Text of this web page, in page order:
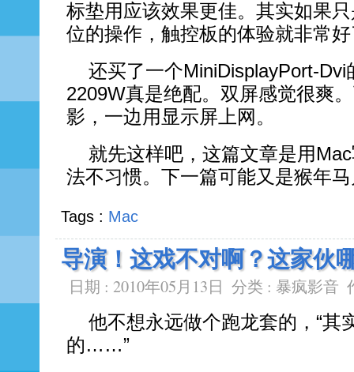
标垫用应该效果更佳。其实如果
位的操作，触控板的体验就非常
还买了一个MiniDisplayPort-
2209W真是绝配。双屏感觉很爽
影，一边用显示屏上网。
就先这样吧，这篇文章是用
法不习惯。下一篇可能又是猴年
Tags : Mac
导演！这戏不对啊？这家伙
日期 : 2010年05月13日 分类 : 暴疯影音
他不想永远做个跑龙套的，“其
的……”